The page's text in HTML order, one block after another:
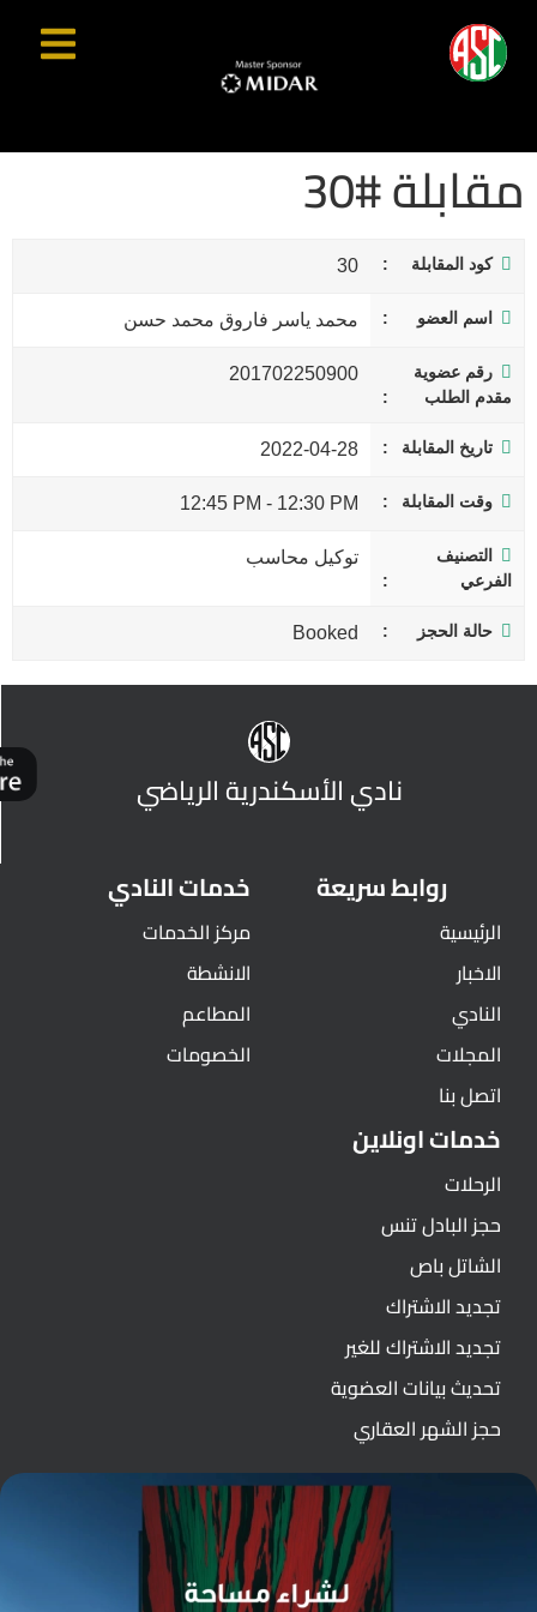
مقابلة #30
كود المقابلة 30
اسم العضو محمد ياسر فاروق محمد حسن
رقم عضوية
مقدم الطلب
201702250900
تاريخ المقابلة 2022-04-28
وقت المقابلة 12:30 PM
-
12:45 PM
التصنيف
الفرعي
توكيل محاسب
حالة الحجز Booked
نادي الأسكندرية الرياضي
روابط سريعة
الرئيسية
الاخبار
النادي
المجلات
اتصل بنا
خدمات النادي
مركز الخدمات
الانشطة
المطاعم
الخصومات
خدمات اونلاين
الرحلات
حجز البادل تنس
الشاتل باص
تجديد الاشتراك
تجديد الاشتراك للغير
تحديث بيانات العضوية
حجز الشهر العقاري